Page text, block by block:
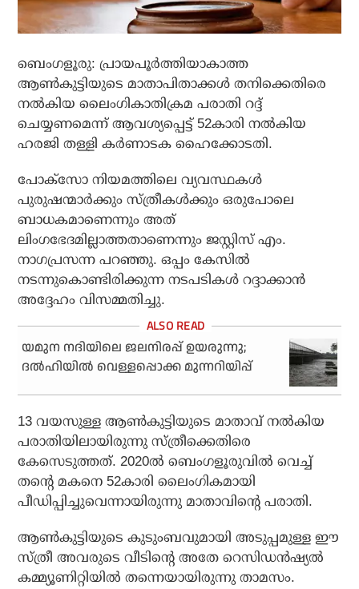
ബെംഗളൂരു: പ്രായപൂര്‍ത്തിയാകാത്ത
ആണ്‍കുട്ടിയുടെ മാതാപിതാക്കള്‍ തനിക്കെതിരെ
നല്‍കിയ ലൈംഗികാതിക്രമ പരാതി റദ്ദ്
ചെയ്യണമെന്ന് ആവശ്യപ്പെട്ട് 52കാരി നല്‍കിയ
ഹരജി തള്ളി കര്‍ണാടക ഹൈക്കോടതി.
പോക്‌സോ നിയമത്തിലെ വ്യവസ്ഥകള്‍
പുരുഷന്മാര്‍ക്കും സ്ത്രീകള്‍ക്കും ഒരുപോലെ
ബാധകമാണെന്നും അത്
ലിംഗഭേദമില്ലാത്തതാണെന്നും ജസ്റ്റിസ് എം.
നാഗപ്രസന്ന പറഞ്ഞു. ഒപ്പം കേസില്‍
നടന്നുകൊണ്ടിരിക്കുന്ന നടപടികള്‍ റദ്ദാക്കാന്‍
അദ്ദേഹം വിസമ്മതിച്ചു.
യമുന നദിയിലെ ജലനിരപ്പ് ഉയരുന്നു;
ദല്‍ഹിയില്‍ വെള്ളപ്പൊക്ക മുന്നറിയിപ്പ്
13 വയസുള്ള ആണ്‍കുട്ടിയുടെ മാതാവ് നല്‍കിയ
പരാതിയിലായിരുന്നു സ്ത്രീക്കെതിരെ
കേസെടുത്തത്. 2020ല്‍ ബെംഗളൂരുവില്‍ വെച്ച്
തന്റെ മകനെ 52കാരി ലൈംഗികമായി
പീഡിപ്പിച്ചുവെന്നായിരുന്നു മാതാവിന്റെ പരാതി.
ആണ്‍കുട്ടിയുടെ കുടുംബവുമായി അടുപ്പമുള്ള ഈ
സ്ത്രീ അവരുടെ വീടിന്റെ അതേ റെസിഡന്‍ഷ്യല്‍
കമ്മ്യൂണിറ്റിയില്‍ തന്നെയായിരുന്നു താമസം.